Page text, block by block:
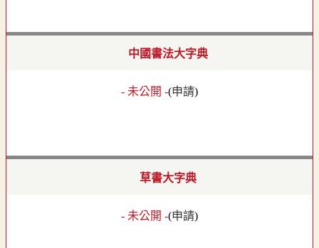
中國書法大字典
- 未公開 -(申請)
草書大字典
- 未公開 -(申請)